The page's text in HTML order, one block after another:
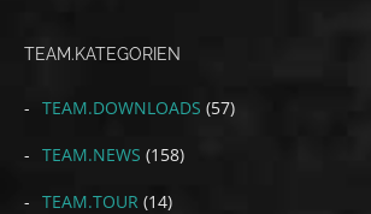
TEAM.KATEGORIEN
TEAM.DOWNLOADS (57)
TEAM.NEWS (158)
TEAM.TOUR (14)